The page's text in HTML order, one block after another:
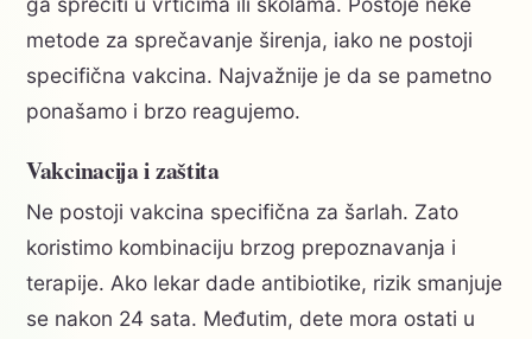
metode za sprečavanje širenja, iako ne postoji
specifična vakcina. Najvažnije je da se pametno
ponašamo i brzo reagujemo.
Vakcinacija i zaštita
Ne postoji vakcina specifična za šarlah. Zato
koristimo kombinaciju brzog prepoznavanja i
terapije. Ako lekar dade antibiotike, rizik smanjuje
se nakon 24 sata. Međutim, dete mora ostati u